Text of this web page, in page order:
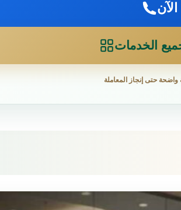
الخدمات
حتى إنجاز المعاملة